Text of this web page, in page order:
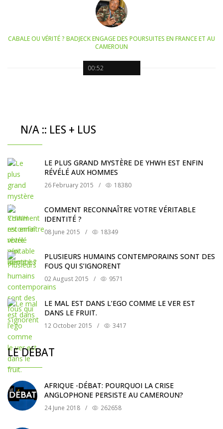
00:52
CABALE OU VÉRITÉ ? BADJECK ENGAGE DES POURSUITES EN FRANCE ET AU
CAMEROUN
N/A :: LES + LUS
LE PLUS GRAND MYSTÈRE DE YHWH EST ENFIN
RÉVÉLÉ AUX HOMMES
26 February 2015 / 18380
COMMENT RECONNAÎTRE VOTRE VÉRITABLE
IDENTITÉ ?
08 June 2015 / 18349
PLUSIEURS HUMAINS CONTEMPORAINS SONT DES
FOUS QUI S’IGNORENT
02 August 2015 / 9571
LE MAL EST DANS L’EGO COMME LE VER EST
DANS LE FRUIT.
12 October 2015 / 3417
LE DÉBAT
AFRIQUE -DÉBAT: POURQUOI LA CRISE
ANGLOPHONE PERSISTE AU CAMEROUN?
24 June 2018 / 262658